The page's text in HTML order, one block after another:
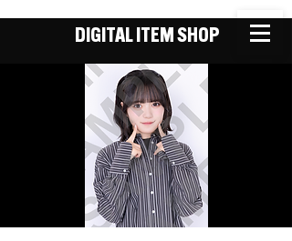
DIGITAL ITEM SHOP